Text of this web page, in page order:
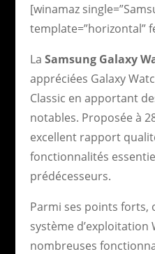
[winamaz
template=”horizontal”
La Samsung Galaxy
appréciées Galaxy
Classic en apportant
notables. Proposée à
excellent rapport
fonctionnalités
prédécesseurs.
Parmi ses points forts,
système d’exploitation
nombreuses